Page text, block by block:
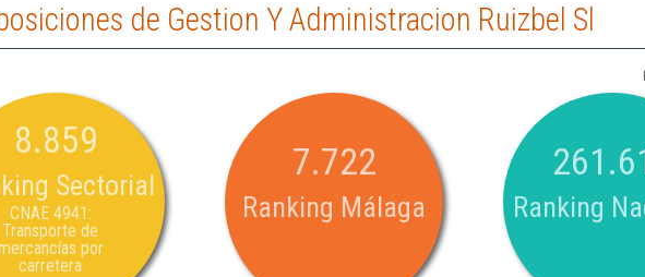
de Gestion Y Administracion Ruizbel Sl
8.859
Sectorial
CNAE 4941:
Transporte de
por
carretera
7.722
Ranking Málaga Ranking